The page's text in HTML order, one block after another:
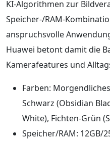
KI‑Algorithmen zur
Speicher‑/
anspruchsvolle
Huawei betont damit die
Kamerafeatures und
Farben:
Schwarz (Obsidian
White), Fichten‑Grün
Speicher/RAM: 12GB/